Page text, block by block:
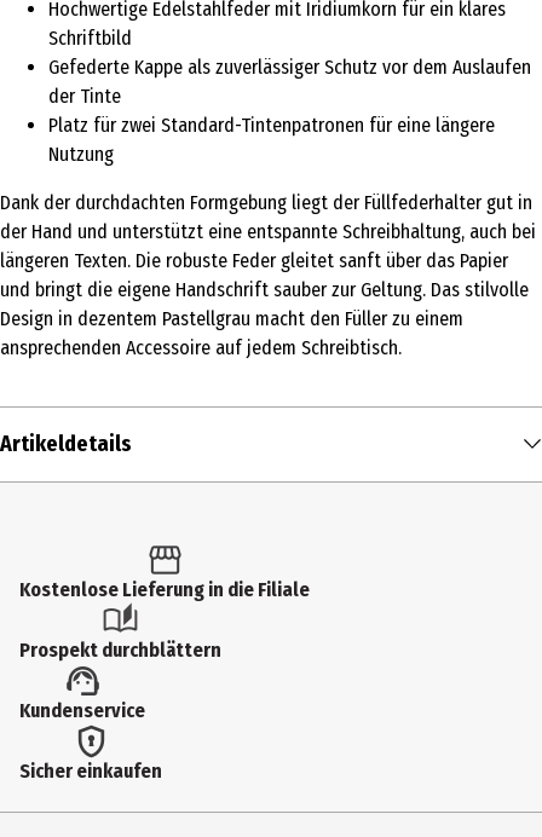
Hochwertige Edelstahlfeder mit Iridiumkorn für ein klares
Schriftbild
Gefederte Kappe als zuverlässiger Schutz vor dem Auslaufen
der Tinte
Platz für zwei Standard-Tintenpatronen für eine längere
Nutzung
Dank der durchdachten Formgebung liegt der Füllfederhalter gut in
der Hand und unterstützt eine entspannte Schreibhaltung, auch bei
längeren Texten. Die robuste Feder gleitet sanft über das Papier
und bringt die eigene Handschrift sauber zur Geltung. Das stilvolle
Design in dezentem Pastellgrau macht den Füller zu einem
ansprechenden Accessoire auf jedem Schreibtisch.
Artikeldetails
Produkttyp
Hersteller
Stabilo International GmbH, Vertriebsbüro Deutschland
Herstelleradresse
Kostenlose Lieferung in die Filiale
Prospekt durchblättern
Kundenservice
Sicher einkaufen